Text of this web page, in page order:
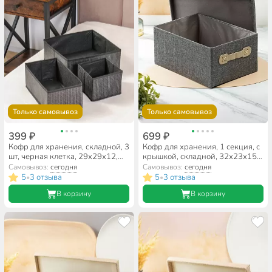
Только самовывоз
399 ₽
Кофр для хранения, складной, 3
шт, черная клетка, 29х29х12,
29х16х12, 15х14.5х13,
A190051
Самовывоз:сегодня
5•3 отзыва
В корзину
Только самовывоз
699 ₽
Кофр для хранения, 1 секция, с
крышкой, складной, 32х23х15
см, с ручкой, серый, A290106
Самовывоз: сегодня
5•3 отзыва
В корзину